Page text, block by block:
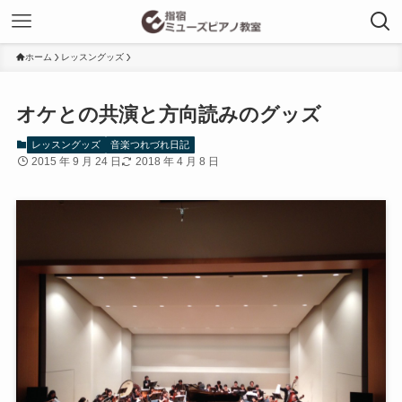
ホーム レッスングッズ
オケとの共演と方向読みのグッズ
レッスングッズ 音楽つれづれ日記
2015 年 9 月 24 日 2018 年 4 月 8 日